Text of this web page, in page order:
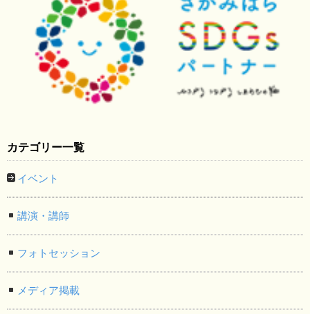
カテゴリー一覧
イベント
講演・講師
フォトセッション
メディア掲載